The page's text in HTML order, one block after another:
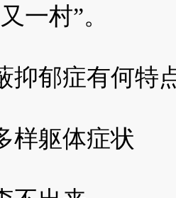
一村”。
郁症有何特
躯体症状